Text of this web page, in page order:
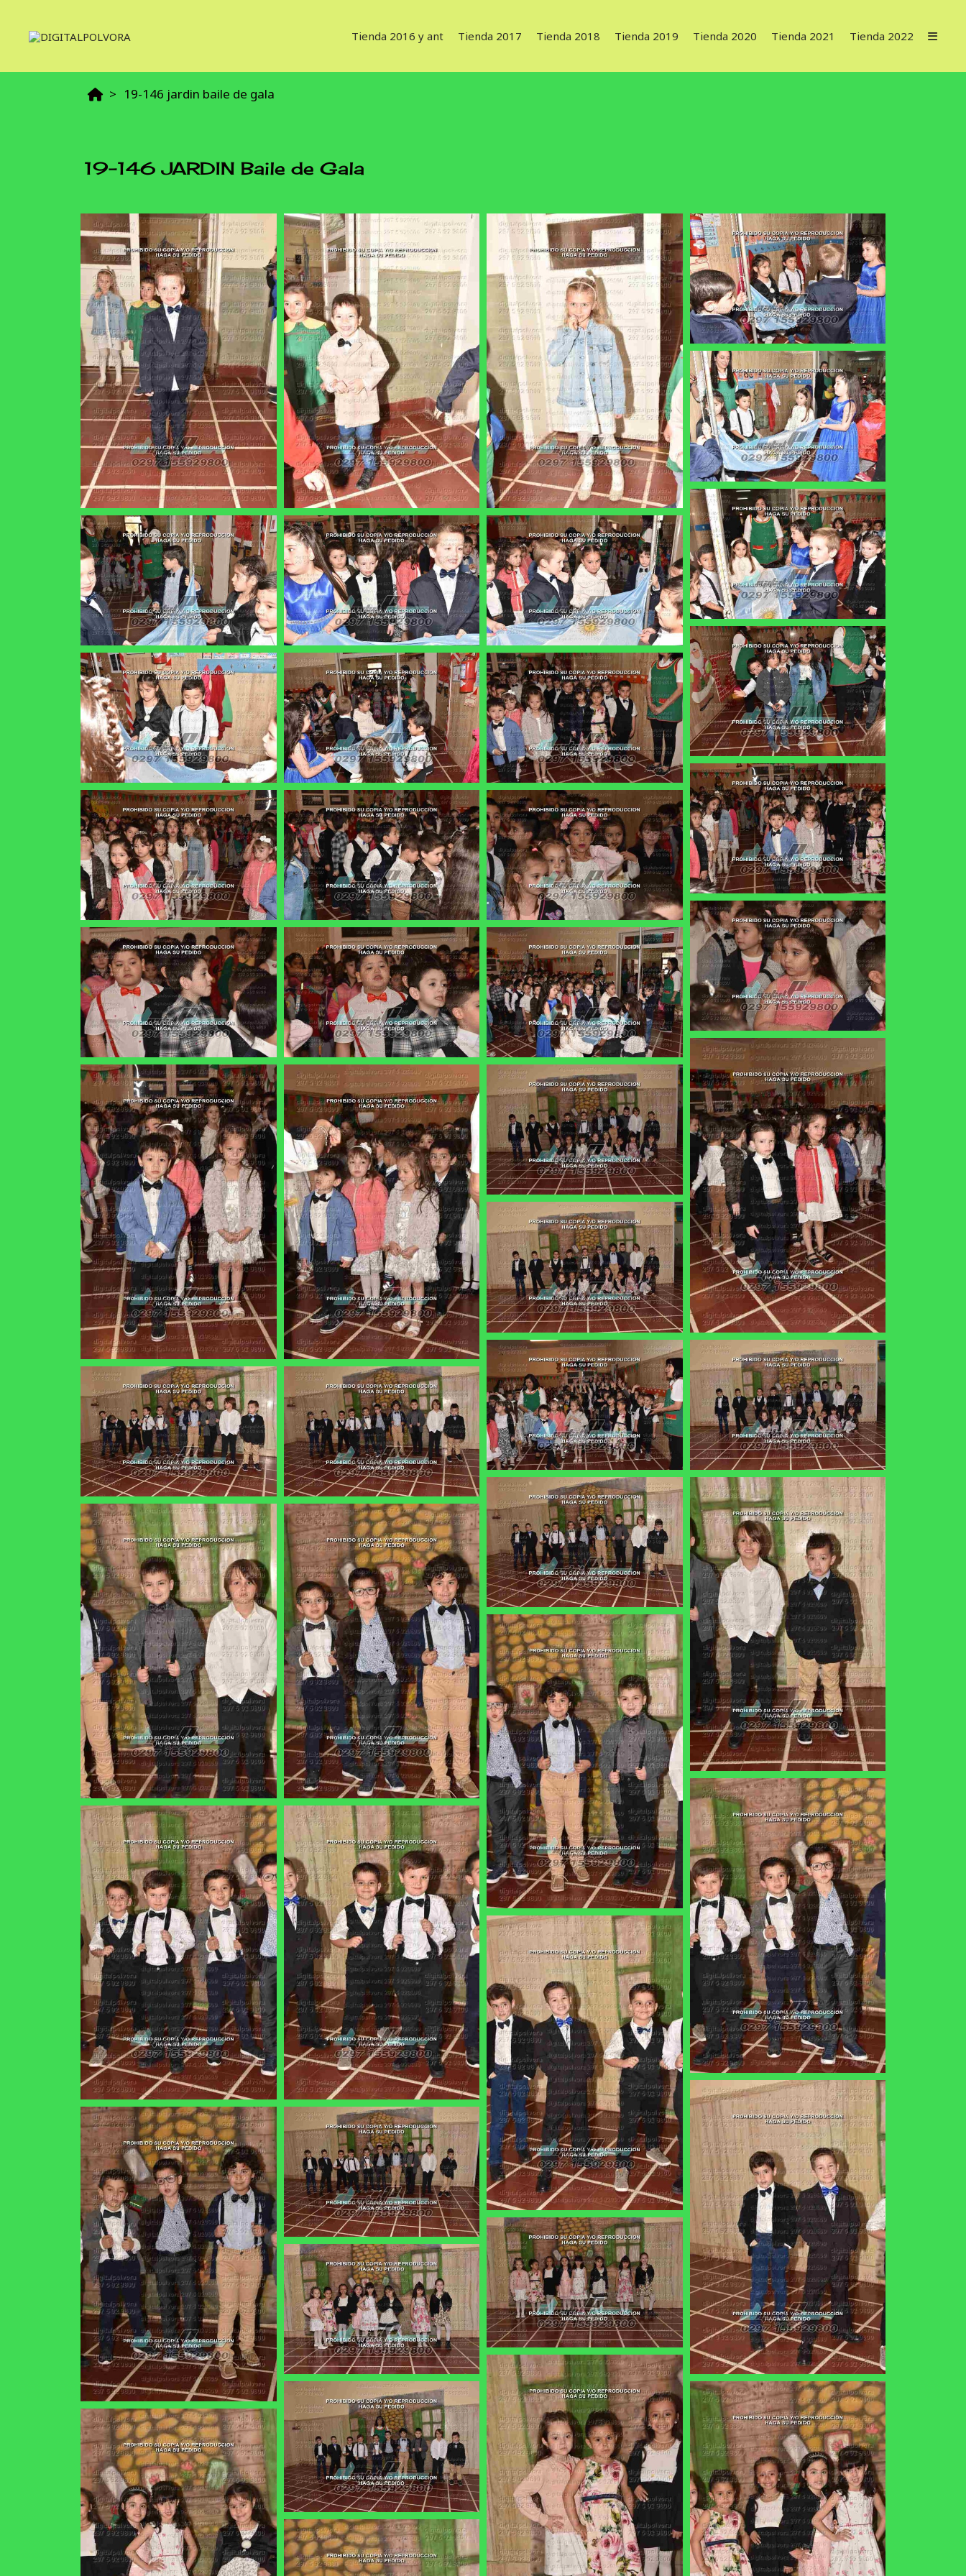
Tienda 2016 y ant Tienda 2017 Tienda 2018 Tienda 2019 Tienda 2020 Tienda 2021 Tienda 2022
19-146 jardin baile de gala
19-146 JARDIN Baile de Gala